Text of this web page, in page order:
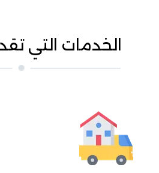
الخدمات التي